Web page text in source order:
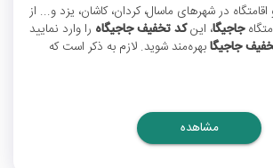
در شهرهای ماسال، کردان، کاشان، یزد و... از
جاجیگا، اینکد تخفیف جاجیگاه را وارد نمایید
جاجیگابهره‌مند شوید. لازم به ذکر است که
مشاهده